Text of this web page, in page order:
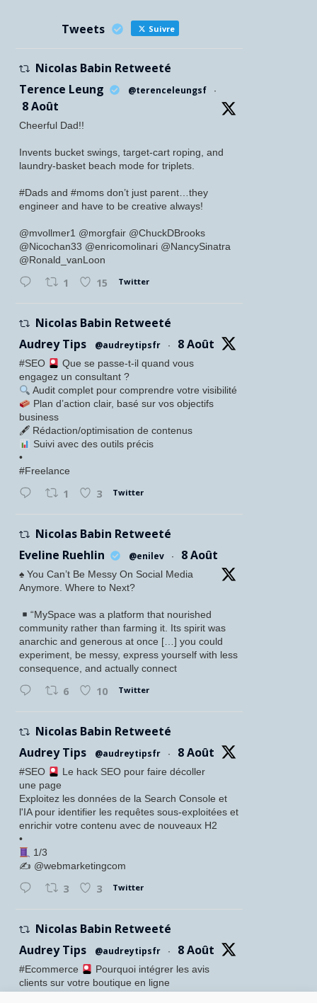
Tweets Suivre
Nicolas Babin Retweeté
Terence Leung
@terenceleungsf ·
8 Août
Cheerful Dad!!
Invents bucket swings, target-cart roping, and
laundry-basket beach mode for triplets.
#Dads and #moms don’t just parent…they
engineer and have to be creative always!
@mvollmer1 @morgfair @ChuckDBrooks
@Nicochan33 @enricomolinari @NancySinatra
@Ronald_vanLoon
1 15 Twitter
Nicolas Babin Retweeté
Audrey Tips
@audreytipsfr · 8 Août
#SEO
Que se passe-t-il quand vous
engagez un consultant ?
Audit complet pour comprendre votre visibilité
Plan d’action clair, basé sur vos objectifs
business
🖋 Rédaction/optimisation de contenus
Suivi avec des outils précis
•
#Freelance
1 3 Twitter
Nicolas Babin Retweeté
Eveline Ruehlin
@enilev · 8 Août
♠️ You Can’t Be Messy On Social Media
Anymore. Where to Next?
“MySpace was a platform that nourished
community rather than farming it. Its spirit was
anarchic and generous at once […] you could
experiment, be messy, express yourself with less
consequence, and actually connect
6 10 Twitter
Nicolas Babin Retweeté
Audrey Tips
@audreytipsfr · 8 Août
#SEO
Le hack SEO pour faire décoller
une page
Exploitez les données de la Search Console et
l'IA pour identifier les requêtes sous-exploitées et
enrichir votre contenu avec de nouveaux H2
•
1/3
✍️ @webmarketingcom
3 3 Twitter
Nicolas Babin Retweeté
Audrey Tips
@audreytipsfr · 8 Août
#Ecommerce
Pourquoi intégrer les avis
clients sur votre boutique en ligne